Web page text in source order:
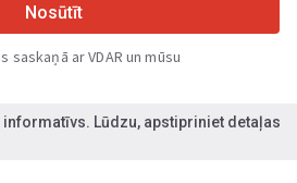
Nosūtīt
saskaņā ar VDAR un mūsu
Lūdzu, apstipriniet detaļas